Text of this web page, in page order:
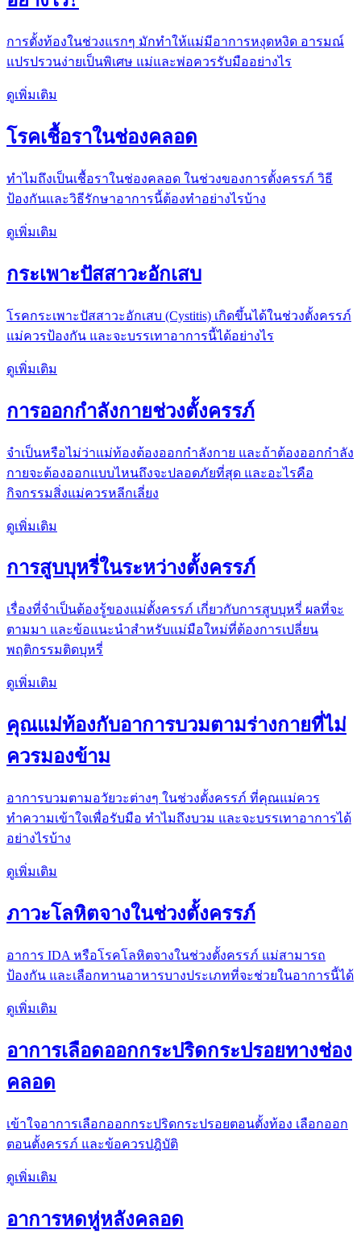
การตั้งท้องในช่วงแรกๆ มักทำให้แม่มีอาการหงุดหงิด อารมณ์
แปรปรวนง่ายเป็นพิเศษ แม่และพ่อควรรับมืออย่างไร
ดูเพิ่มเติม
โรคเชื้อราในช่องคลอด
ทำไมถึงเป็นเชื้อราในช่องคลอด ในช่วงของการตั้งครรภ์ วิธี
ป้องกันและวิธีรักษาอาการนี้ต้องทำอย่างไรบ้าง
ดูเพิ่มเติม
กระเพาะปัสสาวะอักเสบ
โรคกระเพาะปัสสาวะอักเสบ (Cystitis) เกิดขึ้นได้ในช่วงตั้งครรภ์
แม่ควรป้องกัน และจะบรรเทาอาการนี้ได้อย่างไร
ดูเพิ่มเติม
การออกกำลังกายช่วงตั้งครรภ์
จำเป็นหรือไม่ว่าแม่ท้องต้องออกกำลังกาย และถ้าต้องออกกำลัง
กายจะต้องออกแบบไหนถึงจะปลอดภัยที่สุด และอะไรคือ
กิจกรรมสิ่งแม่ควรหลีกเลี่ยง
ดูเพิ่มเติม
การสูบบุหรี่ในระหว่างตั้งครรภ์
เรื่องที่จำเป็นต้องรู้ของแม่ตั้งครรภ์ เกี่ยวกับการสูบบุหรี่ ผลที่จะ
ตามมา และข้อแนะนำสำหรับแม่มือใหม่ที่ต้องการเปลี่ยน
พฤติกรรมติดบุหรี่
ดูเพิ่มเติม
คุณแม่ท้องกับอาการบวมตามร่างกายที่ไม่
ควรมองข้าม
อาการบวมตามอวัยวะต่างๆ ในช่วงตั้งครรภ์ ที่คุณแม่ควร
ทำความเข้าใจเพื่อรับมือ ทำไมถึงบวม และจะบรรเทาอาการได้
อย่างไรบ้าง
ดูเพิ่มเติม
ภาวะโลหิตจางในช่วงตั้งครรภ์
อาการ IDA หรือโรคโลหิตจางในช่วงตั้งครรภ์ แม่สามารถ
ป้องกัน และเลือกทานอาหารบางประเภทที่จะช่วยในอาการนี้ได้
ดูเพิ่มเติม
อาการเลือดออกกระปริดกระปรอยทางช่อง
คลอด
เข้าใจอาการเลือกออกกระปริดกระปรอยตอนตั้งท้อง เลือกออก
ตอนตั้งครรภ์ และข้อควรปฎิบัติ
ดูเพิ่มเติม
อาการหดหู่หลังคลอด